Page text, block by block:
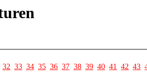
32 33 34 35 36 37 38 39 40 41 42 43